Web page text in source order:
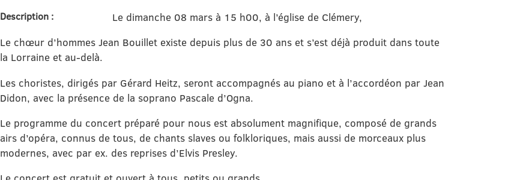
Description :
Le dimanche 08 mars à 15 h00, à l’église de Clémery,
Le chœur d’hommes Jean Bouillet existe depuis plus de 30 ans et s’est déjà produit dans toute
la Lorraine et au-delà.
Les choristes, dirigés par Gérard Heitz, seront accompagnés au piano et à l’accordéon par Jean
Didon, avec la présence de la soprano Pascale d’Ogna.
Le programme du concert préparé pour nous est absolument magnifique, composé de grands
airs d’opéra, connus de tous, de chants slaves ou folkloriques, mais aussi de morceaux plus
modernes, avec par ex. des reprises d’Elvis Presley.